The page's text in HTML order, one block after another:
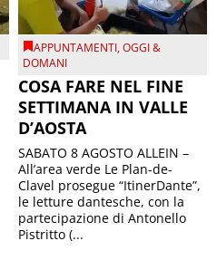
APPUNTAMENTI,OGGI &
DOMANI
COSA FARE NEL FINE
SETTIMANA IN VALLE
D’AOSTA
SABATO 8 AGOSTO ALLEIN –
All’area verde Le Plan-de-
Clavel prosegue “ItinerDante”,
le letture dantesche, con la
partecipazione di Antonello
Pistritto (...